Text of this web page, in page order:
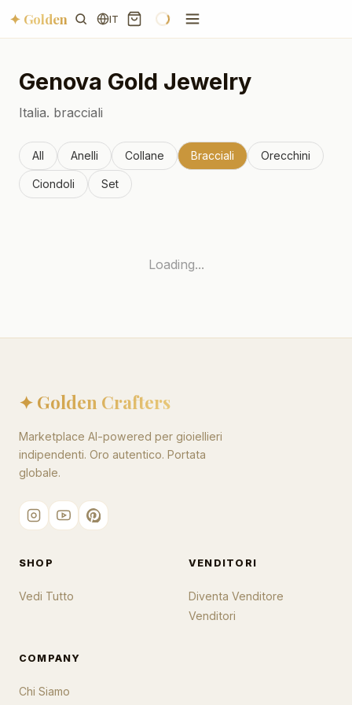
✦ Golden IT
Genova Gold Jewelry
Italia. bracciali
All Anelli Collane Bracciali Orecchini
Ciondoli Set
Loading...
✦ Golden Crafters
Marketplace AI-powered per gioiellieri
indipendenti. Oro autentico. Portata
globale.
SHOP
Vedi Tutto
VENDITORI
Diventa Venditore
Venditori
COMPANY
Chi Siamo